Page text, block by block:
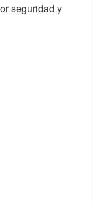
seguridad y